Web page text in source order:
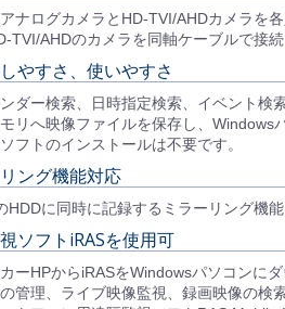
ナログカメラとHD-TVI/AHDカメラを
TVI/AHDのカメラを同軸ケーブルで接続
やすさ、使いやすさ
ダー検索、日時指定検索、イベント検
リへ映像ファイルを保存し、Windows
フトのインストールは不要です。
ング機能対応
HDDに同時に記録するミラーリング機
ソフトiRASを使用可
ーHPからiRASをWindowsパソコンに
管理、ライブ映像監視、録画映像の検